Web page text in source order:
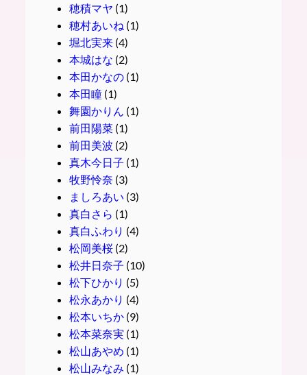
穂積マヤ (1)
穂村あいね (1)
堀北実来(4)
本城はな (2)
本田かなの(1)
本田瞳(1)
舞園かりん (1)
前田陽菜(1)
前田美波 (2)
真木今日子 (1)
牧野怜奈 (3)
ましろあい (3)
真白さら (1)
真白ふわり (4)
松岡美桜(2)
松井日奈子 (10)
松下ひかり (5)
松永あかり (4)
松本いちか(9)
松本菜奈実 (1)
松山あやめ (1)
松山みなみ (1)